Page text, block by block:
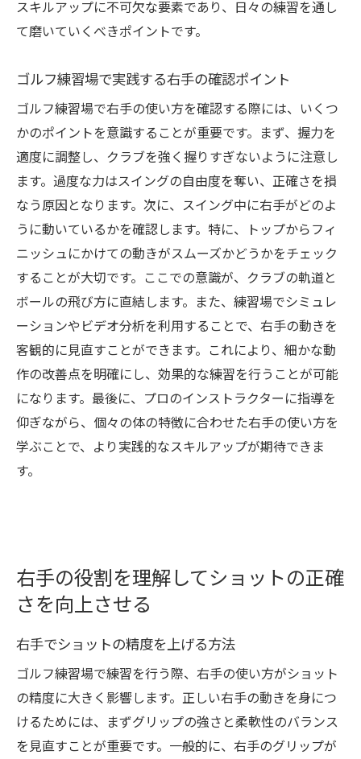
スキルアップに不可欠な要素であり、日々の練習を通し
て磨いていくべきポイントです。
ゴルフ練習場で実践する右手の確認ポイント
ゴルフ練習場で右手の使い方を確認する際には、いくつ
かのポイントを意識することが重要です。まず、握力を
適度に調整し、クラブを強く握りすぎないように注意し
ます。過度な力はスイングの自由度を奪い、正確さを損
なう原因となります。次に、スイング中に右手がどのよ
うに動いているかを確認します。特に、トップからフィ
ニッシュにかけての動きがスムーズかどうかをチェック
することが大切です。ここでの意識が、クラブの軌道と
ボールの飛び方に直結します。また、練習場でシミュレ
ーションやビデオ分析を利用することで、右手の動きを
客観的に見直すことができます。これにより、細かな動
作の改善点を明確にし、効果的な練習を行うことが可能
になります。最後に、プロのインストラクターに指導を
仰ぎながら、個々の体の特徴に合わせた右手の使い方を
学ぶことで、より実践的なスキルアップが期待できま
す。
右手の役割を理解してショットの正確
さを向上させる
右手でショットの精度を上げる方法
ゴルフ練習場で練習を行う際、右手の使い方がショット
の精度に大きく影響します。正しい右手の動きを身につ
けるためには、まずグリップの強さと柔軟性のバランス
を見直すことが重要です。一般的に、右手のグリップが